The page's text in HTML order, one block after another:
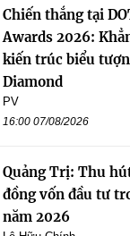
Chiến thắng tại
Awards 2026:
kiến trúc biểu
Diamond
PV
16:00 07/08/2026
Quảng Trị: Thu
đồng vốn đầu tư
năm 2026